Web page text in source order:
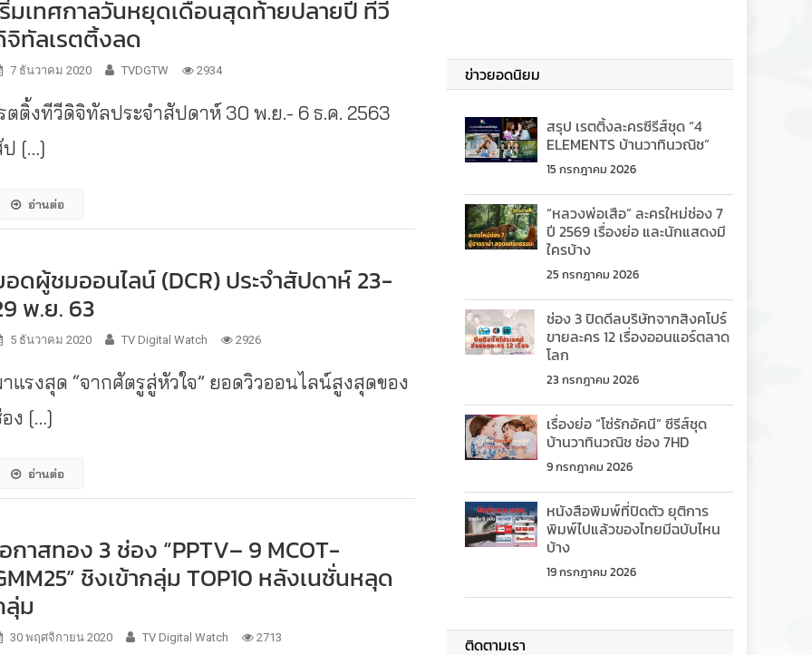
มเทศกาลวันหยุดเดือนสุดท้ายปลายปี ทีวี
ทัลเรตติ้งลด
7 ธันวาคม 2020 TVDGTW 2934
ตติ้งทีวีดิจิทัลประจำสัปดาห์ 30 พ.ย.- 6 ธ.ค. 2563
[…]
อ่านต่อ
ดผู้ชมออนไลน์ (DCR) ประจำสัปดาห์ 23-
พ.ย. 63
5 ธันวาคม 2020 TV Digital Watch 2926
แรงสุด “จากศัตรูสู่หัวใจ” ยอดวิวออนไลน์สูงสุดของ
ง […]
อ่านต่อ
กาสทอง 3 ช่อง “PPTV– 9 MCOT-
ชิงเข้ากลุ่ม TOP10 หลังเนชั่นหลุด
ม
30 พฤศจิกายน 2020 TV Digital Watch 2713
ข่าวยอดนิยม
สรุป เรตติ้งละครซีรีส์ชุด “4
ELEMENTS บ้านวาทินวณิช”
15 กรกฎาคม 2026
“หลวงพ่อเสือ” ละครใหม่ช่อง 7
ปี 2569 เรื่องย่อ และนักแสดงมี
ใครบ้าง
25 กรกฎาคม 2026
ช่อง 3 ปิดดีลบริษัทจากสิงคโปร์
ขายละคร 12 เรื่องออนแอร์ตลาด
โลก
23 กรกฎาคม 2026
เรื่องย่อ “โซ่รักอัคนี” ซีรีส์ชุด
บ้านวาทินวณิช ช่อง 7HD
9 กรกฎาคม 2026
หนังสือพิมพ์ที่ปิดตัว ยุติการ
พิมพ์ไปแล้วของไทยมีฉบับไหน
บ้าง
19 กรกฎาคม 2026
ติดตามเรา